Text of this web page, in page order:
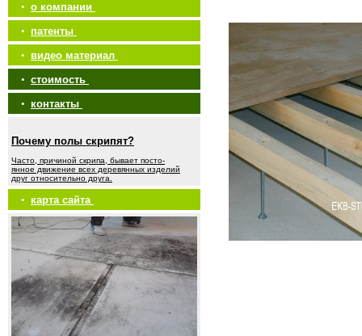
• о компании
• патенты
• видео материал
• стоимость
• контакты
Почему полы скрипят?
Часто, причиной скрипа, бывает посто-
янное движение всех деревянных изделий
друг относительно друга.
• карта сайта